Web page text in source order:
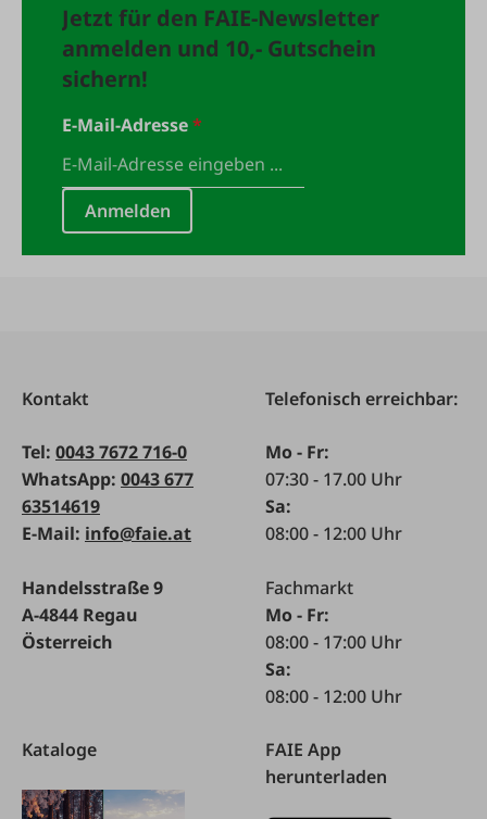
Jetzt für den FAIE-Newsletter
anmelden und 10,- Gutschein
sichern!
E-Mail-Adresse*
Anmelden
Kontakt
Tel: 0043 7672 716-0
WhatsApp: 0043 677
63514619
E-Mail: info@faie.at
Handelsstraße 9
A-4844 Regau
Österreich
Telefonisch erreichbar:
Mo - Fr:
07:30 - 17.00 Uhr
Sa:
08:00 - 12:00 Uhr
Fachmarkt
Mo - Fr:
08:00 - 17:00 Uhr
Sa:
08:00 - 12:00 Uhr
Kataloge
FAIE App
herunterladen